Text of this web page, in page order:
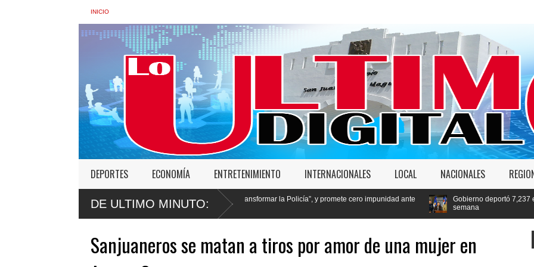
INICIO
DEPORTES ECONOMÍA ENTRETENIMIENTO INTERNACIONALES LOCAL NACIONALES
DE ULTIMO MINUTO:
Interior: “No vamos a desistir en nuestro empeño de transformar la Policía”, y promete cero impunidad ante
Gobierno deportó 7,237 extranjeros en
Sanjuaneros se matan a tiros por amor de una mujer en